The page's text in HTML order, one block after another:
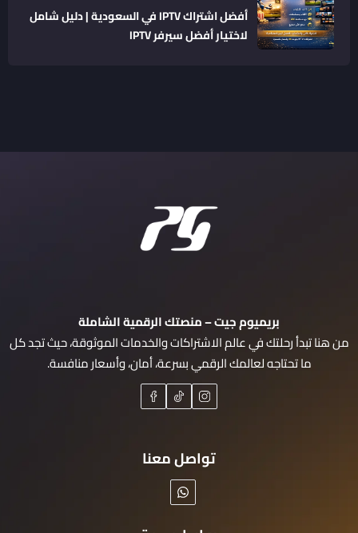
أفضل اشتراك IPTV في السعودية | دليل شامل
لاختيار أفضل سيرفر IPTV
بريميوم جيت – منصتك الرقمية الشاملة
من هنا تبدأ رحلتك في عالم الاشتراكات والخدمات الموثوقة، حيث تجد كل
ما تحتاجه لعالمك الرقمي بسرعة، أمان، وأسعار منافسة.
تواصل معنا